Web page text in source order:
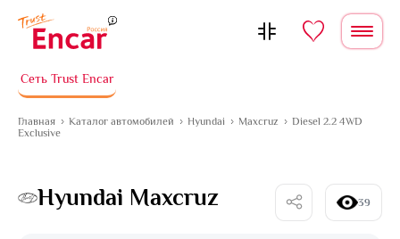
Сеть Trust Encar
Главная Каталог автомобилей Hyundai Maxcruz
Diesel 2.2 4WD
Exclusive
Hyundai Maxcruz 39